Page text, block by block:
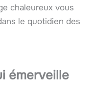
chaleureux vous
le quotidien des
émerveille